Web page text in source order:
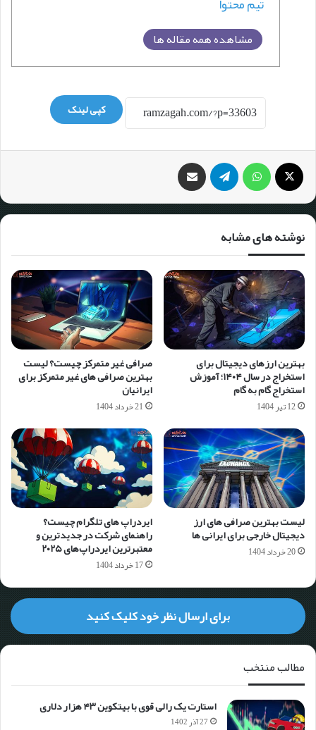
مشاهده همه مقاله ها
کپی لینک
نوشته های مشابه
بهترین ارزهای دیجیتال برای
استخراج در سال ۱۴۰۴؛ آموزش
استخراج گام به گام
12 تیر 1404
صرافی غیر متمرکز چیست؟ لیست
بهترین صرافی های غیر متمرکز برای
ایرانیان
21 خرداد 1404
لیست بهترین صرافی های ارز
دیجیتال خارجی برای ایرانی ها
20 خرداد 1404
ایردراپ های تلگرام چیست؟
راهنمای شرکت در جدیدترین و
معتبرترین ایردراپ‌های ۲۰۲۵
17 خرداد 1404
برای ارسال نظر خود کلیک کنید
مطالب منتخب
استارت یک رالی قوی با بیتکوین ۴۳ هزار دلاری
27 آذر 1402